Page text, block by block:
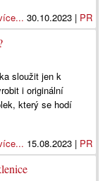
30.10.2023 | PR
sloužit jen k
i originální
který se hodí
15.08.2023 | PR